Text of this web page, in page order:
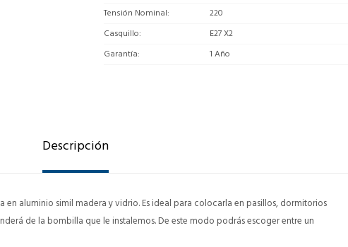
Tensión Nominal
220
Casquillo
E27 X2
Garantía
1 Año
Descripción
en aluminio simil madera y vidrio. Es ideal para colocarla en pasillos, dormitorios
de la bombilla que le instalemos. De este modo podrás escoger entre un